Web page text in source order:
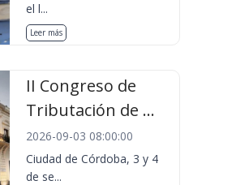
el l...
Leer más
II Congreso de
Tributación de ...
2026-09-03 08:00:00
Ciudad de Córdoba, 3 y 4
de se...